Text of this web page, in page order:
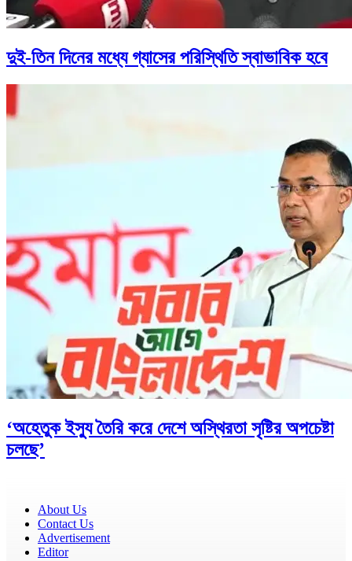
দুই-তিন দিনের মধ্যে গ্যাসের পরিস্থিতি স্বাভাবিক হবে
‘অহেতুক ইস্যু তৈরি করে দেশে অস্থিরতা সৃষ্টির অপচেষ্টা
চলছে’
About Us
Contact Us
Advertisement
Editor